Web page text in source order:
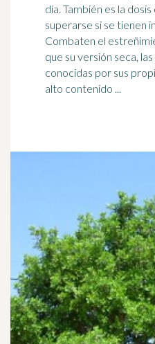
día. También es la
superarse si se tienen
Combaten el
que su versión seca,
conocidas por sus
alto contenido ...